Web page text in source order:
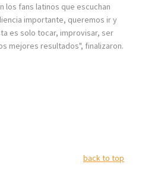
los fans latinos que escuchan
importante, queremos ir y
es solo tocar, improvisar, ser
mejores resultados", finalizaron.
back to top